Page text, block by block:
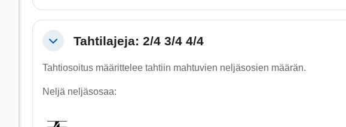
Tiivistä Tahtilajeja: 2/4 3/4 4/4
Tahtiosoitus määrittelee tahtiin mahtuvien neljäsosien määrän.
Neljä neljäsosaa: